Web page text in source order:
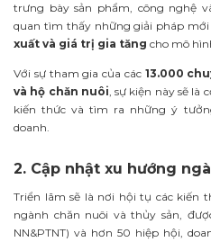
trưng bày sản phẩm, công nghệ
quan tìm thấy những giải pháp
xuất và giá trị gia tăng cho mô
Với sự tham gia của các 13.000
và hộ chăn nuôi , sự kiện này sẽ
kiến thức và tìm ra những ý
doanh.
2. Cập nhật xu hướng
Triển lãm sẽ là nơi hội tụ các kiến
ngành chăn nuôi và thủy sản,
NN&PTNT) và hơn 50 hiệp hội,